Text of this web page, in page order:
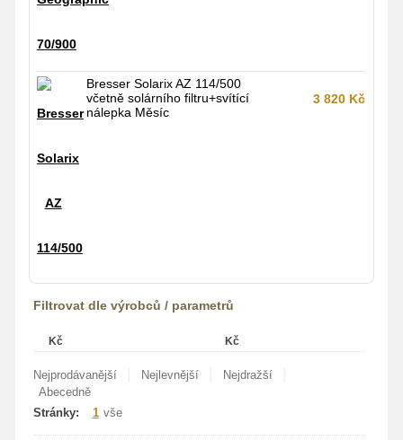
Bresser Solarix AZ 114/500
včetně solárního filtru+svítící
nálepka Měsíc
3 820 Kč
Filtrovat dle výrobců / parametrů
Kč Kč
Nejprodávanější Nejlevnější Nejdražší
Abecedně
Stránky:
1 vše